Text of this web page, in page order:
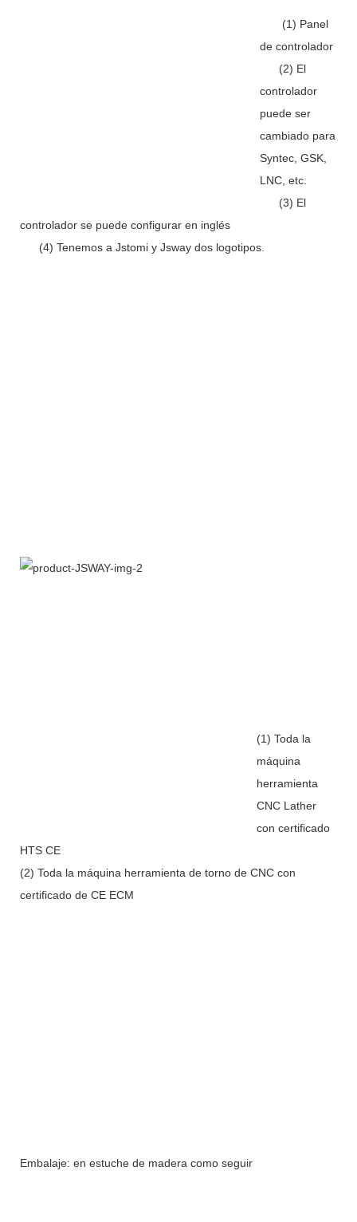
(1) Panel
de controlador
(2) El
controlador
puede ser
cambiado para
Syntec, GSK,
LNC, etc.
(3) El
controlador se puede configurar en inglés
(4) Tenemos a Jstomi y Jsway dos logotipos.
(1) Toda la
máquina
herramienta
CNC Lather
con certificado
HTS CE
(2) Toda la máquina herramienta de torno de CNC con
certificado de CE ECM
Embalaje: en estuche de madera como seguir